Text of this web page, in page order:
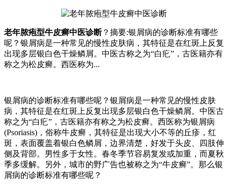
老年脓疱型牛皮癣中医诊断？摘要:银屑病的诊断标准有哪些
呢？银屑病是一种常见的慢性皮肤病，其特征是在红斑上反复
出现多层银白色干燥鳞屑。中医古称之为“白疕”，古医籍亦有
称之为松皮癣。西医称为...
银屑病的诊断标准有哪些呢？银屑病是一种常见的慢性皮肤
病，其特征是在红斑上反复出现多层银白色干燥鳞屑。中医古
称之为“白疕”，古医籍亦有称之为松皮癣。西医称为银屑病
(Psoriasis)，俗称牛皮癣，其特征是出现大小不等的丘疹，红
斑，表面覆盖着银白色鳞屑，边界清楚，好发于头皮、四肢伸
侧及背部。男性多于女性。春冬季节容易复发或加重，而夏秋
季多缓解。另外，城市的野广告也被称之为“牛皮癣”。那么银
屑病的诊断标准有哪些呢？